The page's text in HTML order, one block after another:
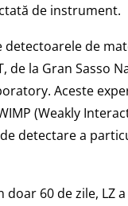
de instrument.
de
de la Gran Sasso
Aceste
(Weakly
detectare a
60 de zile,